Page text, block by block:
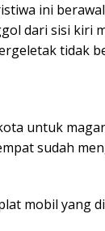
ini
dari sisi kiri
tidak
untuk
sudah
mobil yang